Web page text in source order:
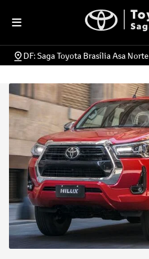
DF: Saga Toyota Brasília Asa Norte